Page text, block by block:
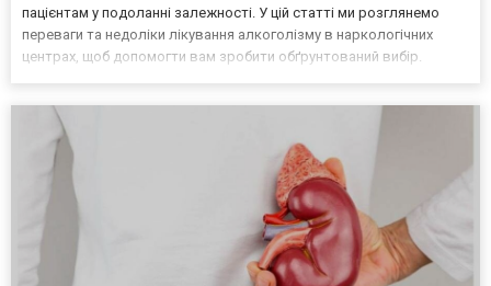
пацієнтам у подоланні залежності. У цій статті ми розглянемо
переваги та недоліки лікування алкоголізму в наркологічних
центрах, щоб допомогти вам зробити обґрунтований вибір.